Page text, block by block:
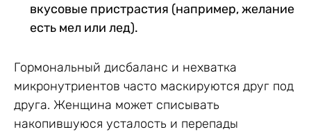
вкусовые пристрастия (например, желание
есть мел или лед).
Гормональный дисбаланс и нехватка
микронутриентов часто маскируются друг под
друга. Женщина может списывать
накопившуюся усталость и перепады